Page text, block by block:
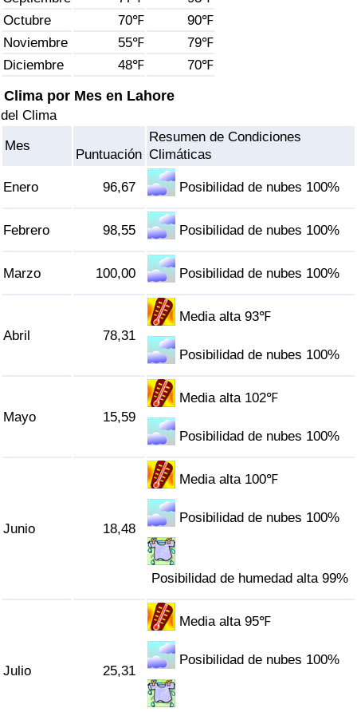
Octubre
70℉
90℉
Noviembre
55℉
79℉
Diciembre
48℉ 70℉
Clima por Mes en Lahore
del Clima
Mes
Puntuación
Resumen de Condiciones
Climáticas
Enero 96,67 Posibilidad de nubes 100%
Febrero 98,55 Posibilidad de nubes 100%
Marzo 100,00 Posibilidad de nubes 100%
Abril 78,31
Media alta 93℉
Posibilidad de nubes 100%
Mayo 15,59
Media alta 102℉
Posibilidad de nubes 100%
Junio 18,48
Media alta 100℉
Posibilidad de nubes 100%
Posibilidad de humedad alta 99%
Julio 25,31
Media alta 95℉
Posibilidad de nubes 100%
Índice de criminalidad por país
Sanidad
Índice de Sanidad (Actual)
Índice de Sanidad por País
Índice de Contaminación (Actual)
Índice de Contaminación por País
Índice de Tráfico
Índice de Tráfico por País